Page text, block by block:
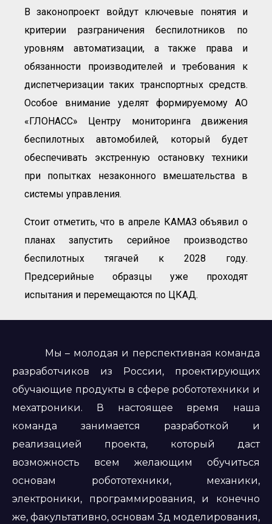
В законопроект войдут ключевые понятия и
критерии разграничения беспилотников по
уровням автоматизации, а также права и
обязанности производителей и требования к
диспетчеризации таких транспортных средств.
Особое внимание уделят формируемому АО
«ГЛОНАСС» Центру мониторинга движения
беспилотных автомобилей, который будет
обеспечивать экстренную остановку техники
при попытках незаконного вмешательства в
системы управления.
Стоит отметить, что в апреле КАМАЗ объявил о
планах запустить серийное производство
беспилотных тягачей к 2028 году.
Предсерийные образцы уже проходят
испытания и перемещаются по ЦКАД.
Мы – молодая и перспективная команда
разработчиков из России, проектирующих
обучающие продукты в сфере робототехники и
мехатроники. В настоящее время наша
команда занимается разработкой и
реализацией проекта, который даст
возможность всем желающим обучиться
основам робототехники, механики,
электроники, программирования, и конечно
же, факультативно, основам 3д моделирования,